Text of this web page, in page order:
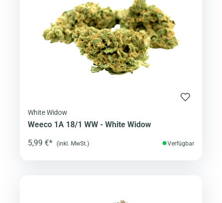
White Widow
Weeco 1A 18/1 WW - White Widow
5,99 €* (inkl. MwSt.) Verfügbar